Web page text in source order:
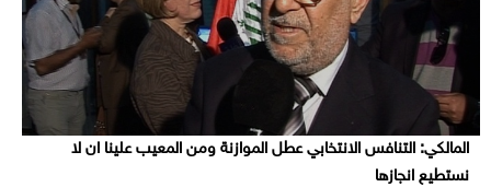
المالكي: التنافس الانتخابي عطل الموازنة ومن المعيب علينا ان لا
نستطيع انجازها